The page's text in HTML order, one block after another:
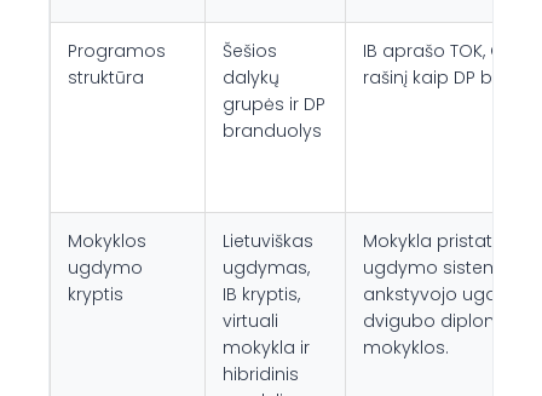
Programos
struktūra
Šešios
dalykų
grupės ir DP
branduolys
IB aprašo TOK, CAS
rašinį kaip DP
Mokyklos
ugdymo
kryptis
Lietuviškas
ugdymas,
IB kryptis,
virtuali
mokykla ir
hibridinis
Mokykla pristatoma
ugdymo sistema
ankstyvojo ugdymo
dvigubo diplomo ir
mokyklos.